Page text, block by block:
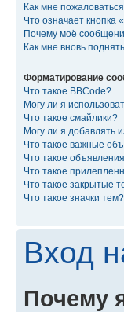
Как мне
Что означает кнопка
Почему моё
Как мне вновь
Форматирование
Что такое BBCode?
Могу ли я
Что такое смайлики?
Могу ли я добавлять
Что такое важные
Что такое
Что такое
Что такое закрытые
Что такое значки тем?
Вход
Почему